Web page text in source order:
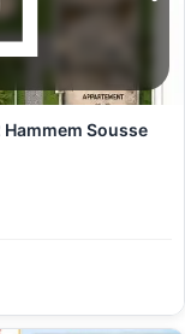
Hammem Sousse